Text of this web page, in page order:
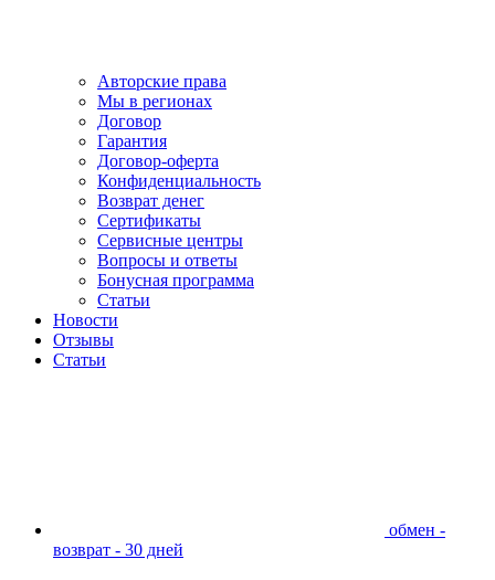
Авторские права
Мы в регионах
Договор
Гарантия
Договор-оферта
Конфиденциальность
Возврат денег
Сертификаты
Сервисные центры
Вопросы и ответы
Бонусная программа
Статьи
Новости
Отзывы
Статьи
обмен -
возврат - 30 дней